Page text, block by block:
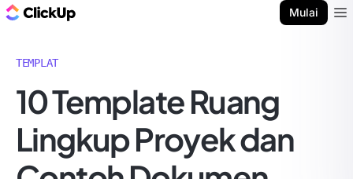
Mulai
TEMPLAT
10 Template Ruang
Lingkup Proyek dan